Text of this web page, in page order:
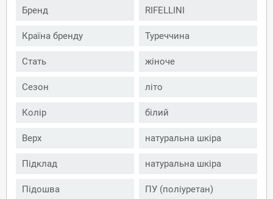
Бренд RIFELLINI
Країна бренду Туреччина
Стать жіноче
Сезон літо
Колір білий
Верх натуральна шкіра
Підклад натуральна шкіра
Підошва ПУ (поліуретан)